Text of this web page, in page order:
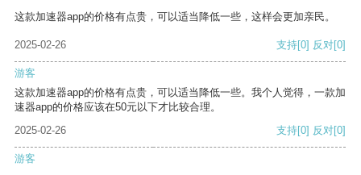
这款加速器app的价格有点贵，可以适当降低一些，这样会更加亲民。
2025-02-26 支持[0] 反对[0]
游客
这款加速器app的价格有点贵，可以适当降低一些。我个人觉得，一款加
速器app的价格应该在50元以下才比较合理。
2025-02-26
支持[0] 反对[0]
游客